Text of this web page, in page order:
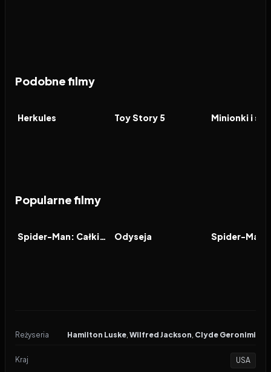
Podobne filmy
FILM
Herkules FILM
Toy Story 5 FILM
Minionki i
Popularne filmy
FILM Spider-Man: Całkiem nowy dzień FILM
Odyseja FILM
Reżyseria Hamilton Luske, Wilfred Jackson, Clyde Geronimi
Kraj USA